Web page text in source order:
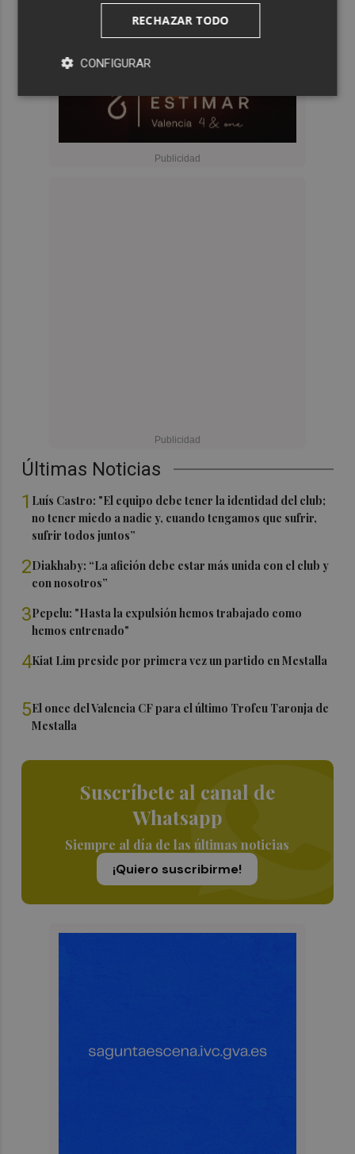
Últimas Noticias
1 Luís Castro: "El equipo debe tener la identidad del club;
no tener miedo a nadie y, cuando tengamos que sufrir,
sufrir todos juntos”
2Diakhaby: “La afición debe estar más unida con el club y
con nosotros”
3Pepelu: "Hasta la expulsión hemos trabajado como
hemos entrenado"
4Kiat Lim preside por primera vez un partido en Mestalla
5El once del Valencia CF para el último Trofeu Taronja de
Mestalla
Suscríbete al canal de
Whatsapp
Siempre al día de las últimas noticias
¡Quiero suscribirme!
RECHAZAR TODO
CONFIGURAR